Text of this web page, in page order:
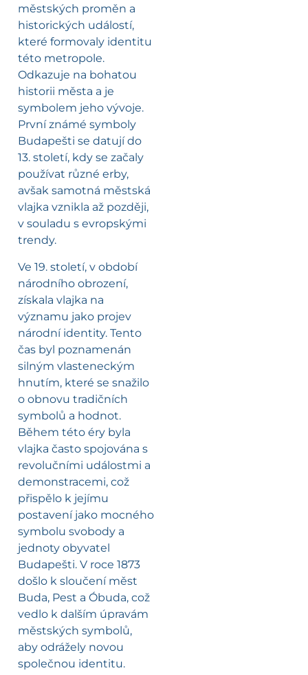
městských proměn a
historických událostí,
které formovaly identitu
této metropole.
Odkazuje na bohatou
historii města a je
symbolem jeho vývoje.
První známé symboly
Budapešti se datují do
13. století, kdy se začaly
používat různé erby,
avšak samotná městská
vlajka vznikla až později,
v souladu s evropskými
trendy.
Ve 19. století, v období
národního obrození,
získala vlajka na
významu jako projev
národní identity. Tento
čas byl poznamenán
silným vlasteneckým
hnutím, které se snažilo
o obnovu tradičních
symbolů a hodnot.
Během této éry byla
vlajka často spojována s
revolučními událostmi a
demonstracemi, což
přispělo k jejímu
postavení jako mocného
symbolu svobody a
jednoty obyvatel
Budapešti. V roce 1873
došlo k sloučení měst
Buda, Pest a Óbuda, což
vedlo k dalším úpravám
městských symbolů,
aby odrážely novou
společnou identitu.